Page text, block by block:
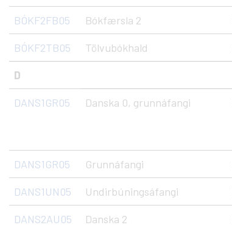
BÓKF2FB05 Bókfærsla 2
BÓKF2TB05 Tölvubókhald
D
DANS1GR05 Danska 0, grunnáfangi
DANS1GR05 Grunnáfangi
DANS1UN05 Undirbúningsáfangi
DANS2AU05 Danska 2